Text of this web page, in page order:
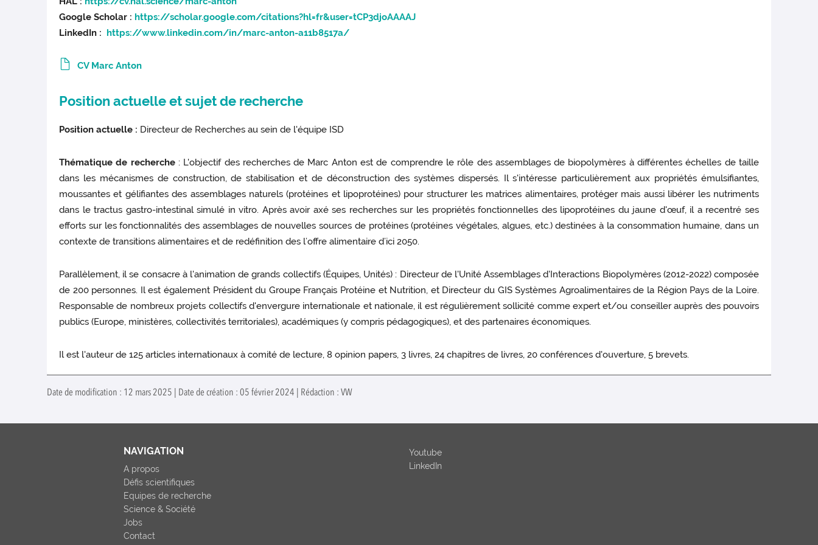
Google Scholar : https://scholar.google.com/citations?hl=fr&user=tCP3djoAAAAJ
LinkedIn : https://www.linkedin.com/in/marc-anton-a11b8517a/
CV Marc Anton
Position actuelle et sujet de recherche
Position actuelle : Directeur de Recherches au sein de l'équipe ISD
Thématique de recherche: L'objectif des recherches de Marc Anton est de comprendre le rôle des assemblages de biopolymères à différentes échelles de taille
dans les mécanismes de construction, de stabilisation et de déconstruction des systèmes dispersés. Il s'intéresse particulièrement aux propriétés émulsifiantes,
moussantes et gélifiantes des assemblages naturels (protéines et lipoprotéines) pour structurer les matrices alimentaires, protéger mais aussi libérer les nutriments
dans le tractus gastro-intestinal simulé in vitro. Après avoir axé ses recherches sur les propriétés fonctionnelles des lipoprotéines du jaune d'œuf, il a recentré ses
efforts sur les fonctionnalités des assemblages de nouvelles sources de protéines (protéines végétales, algues, etc.) destinées à la consommation humaine, dans un
contexte de transitions alimentaires et de redéfinition des l’offre alimentaire d’ici 2050.
Parallèlement, il se consacre à l'animation de grands collectifs (Équipes, Unités) : Directeur de l'Unité Assemblages d'Interactions Biopolymères (2012-2022) composée
de 200 personnes. Il est également Président du Groupe Français Protéine et Nutrition, et Directeur du GIS Systèmes Agroalimentaires de la Région Pays de la Loire.
Responsable de nombreux projets collectifs d'envergure internationale et nationale, il est régulièrement sollicité comme expert et/ou conseiller auprès des pouvoirs
publics (Europe, ministères, collectivités territoriales), académiques (y compris pédagogiques), et des partenaires économiques.
Il est l'auteur de 125 articles internationaux à comité de lecture, 8 opinion papers, 3 livres, 24 chapitres de livres, 20 conférences d'ouverture, 5 brevets.
Date de modification : 12 mars 2025 | Date de création : 05 février 2024 | Rédaction : VW
NAVIGATION
A propos
Défis scientifiques
Equipes de recherche
Science & Société
Jobs
Contact
Youtube
LinkedIn